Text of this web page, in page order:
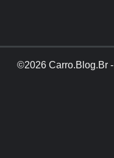
©2026 Carro.Blog.Br -